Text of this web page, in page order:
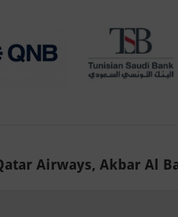
Airways, Akbar Al